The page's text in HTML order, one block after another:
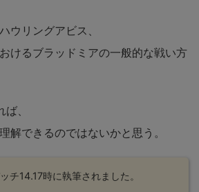
ウリングアビス、
けるブラッドミアの一般的な戦い方
、
解できるのではないかと思う。
チ14.17時に執筆されました。